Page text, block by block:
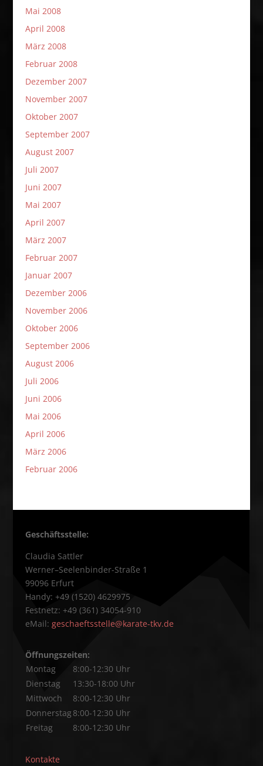
Mai 2008
April 2008
März 2008
Februar 2008
Dezember 2007
November 2007
Oktober 2007
September 2007
August 2007
Juli 2007
Juni 2007
Mai 2007
April 2007
März 2007
Februar 2007
Januar 2007
Dezember 2006
November 2006
Oktober 2006
September 2006
August 2006
Juli 2006
Juni 2006
Mai 2006
April 2006
März 2006
Februar 2006
Geschäftsstelle:
Claudia Sattler
Werner–Seelenbinder-Straße 1
99096 Erfurt
Handy: +49 (1520) 4629975
Festnetz: +49 (361) 34054-910
eMail: geschaeftsstelle@karate-tkv.de
Öffnungszeiten:
Montag
8:00-12:30 Uhr
Dienstag
13:30-18:00 Uhr
Mittwoch
8:00-12:30 Uhr
Donnerstag 8:00-12:30 Uhr
Freitag
8:00-12:30 Uhr
Kontakte